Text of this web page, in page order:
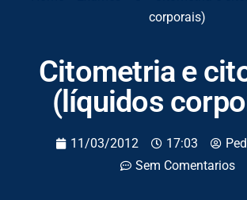
corporais)
Citometria e
(líquidos
11/03/2012 17:03
Sem Comentarios